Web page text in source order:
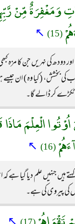
وَمَغْفِرَةٌ مِّنْ
(15)
↖
کی نہریں جن کا مزہ
(کیا وہ) ان جیسے ہو
ٹکڑے کر ڈالے گا۔
الْعِلْمَ مَاذَا
(16)
↖
علم دیا گیا ہے کہ اس
کی پیروی کی ہے۔
(17)